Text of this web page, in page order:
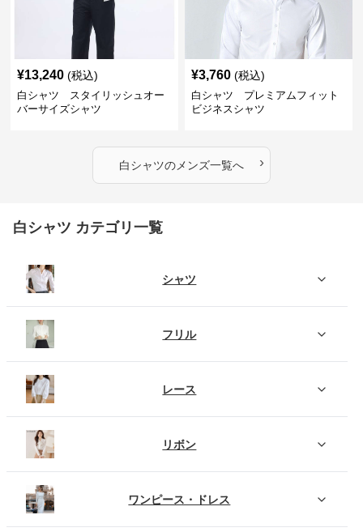
¥13,240 (税込)
白シャツ スタイリッシュオー
バーサイズシャツ
¥3,760 (税込)
白シャツ プレミアムフィット
ビジネスシャツ
白シャツのメンズ一覧へ ›
白シャツ カテゴリ一覧
シャツ
フリル
レース
リボン
ワンピース・ドレス